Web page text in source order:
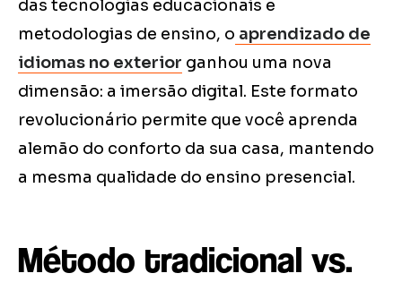
das tecnologias educacionais e
metodologias de ensino, o aprendizado de
idiomas no exterior ganhou uma nova
dimensão: a imersão digital. Este formato
revolucionário permite que você aprenda
alemão do conforto da sua casa, mantendo
a mesma qualidade do ensino presencial.
Método tradicional vs.